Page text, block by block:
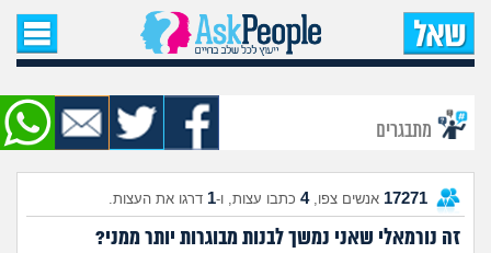
עמוד הבית
שאל שאלה
שאלות חדשות
שאלות שעוררו עניין
מתבגרים
17271 אנשים צפו,4 כתבו עצות, ו-1 דרגו את העצות.
זה נורמאלי שאני נמשך לבנות מבוגרות יותר ממני?